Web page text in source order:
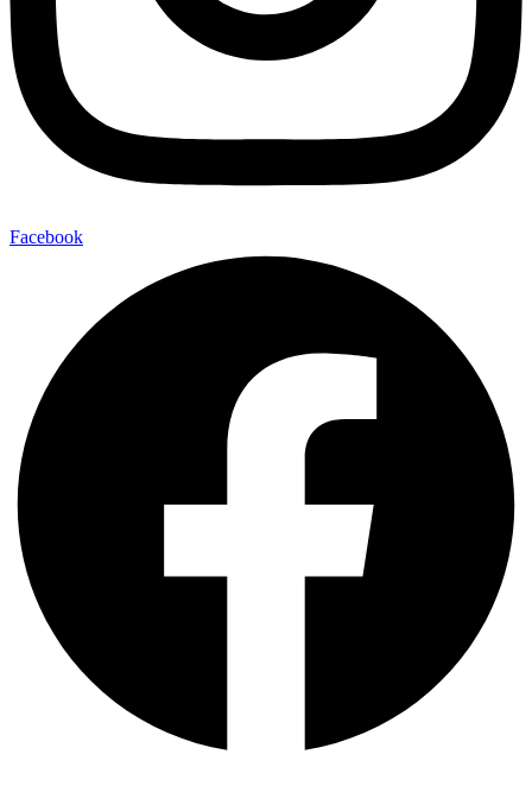
Facebook